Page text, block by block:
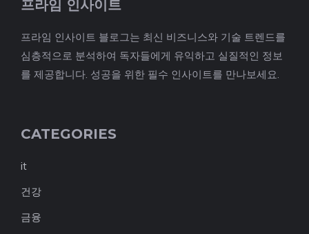
프라임 인사이트
프라임 인사이트 블로그는 최신 비즈니스와 기술 트렌드를
심층적으로 분석하여 독자들에게 유익하고 실질적인 정보
를 제공합니다. 성공을 위한 필수 인사이트를 만나보세요.
CATEGORIES
it
건강
금융